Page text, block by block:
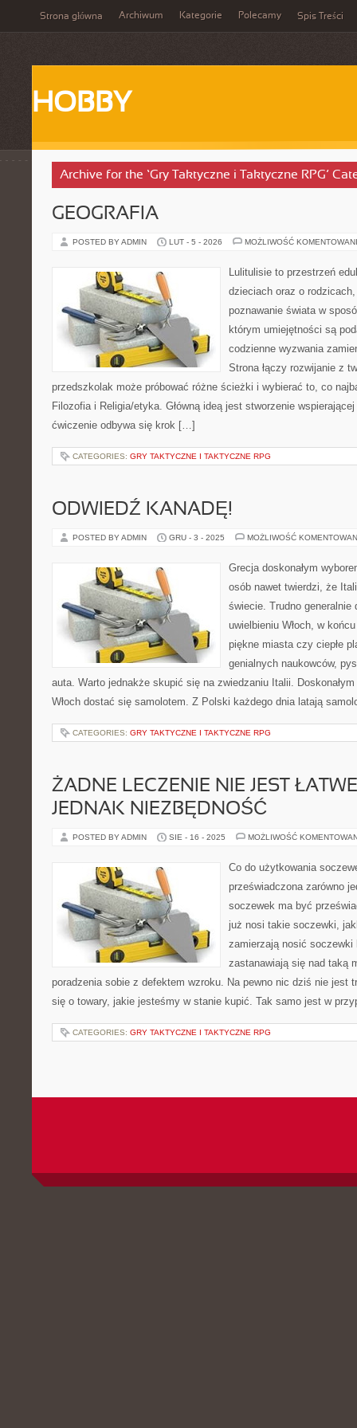
Strona główna Archiwum Kategorie Polecamy Spis Treści
HOBBY
Archive for the ‘Gry Taktyczne i Taktyczne RPG’
GEOGRAFIA
POSTED BY ADMIN LUT - 5 - 2026 MOŻLIWOŚĆ
Lulitulisie to przestrzeń
dzieciach oraz o
poznawanie świata w
którym umiejętności są
codzienne wyzwania
Strona łączy rozwijanie z
przedszkolak może próbować różne ścieżki i wybierać to, co
Filozofia i Religia/etyka. Główną ideą jest stworzenie
ćwiczenie odbywa się krok […]
CATEGORIES: GRY TAKTYCZNE I TAKTYCZNE RPG
ODWIEDŹ KANADĘ!
POSTED BY ADMIN GRU - 3 - 2025 MOŻLIWOŚĆ
Grecja doskonałym
osób nawet twierdzi, że
świecie. Trudno
uwielbieniu Włoch, w
piękne miasta czy ciepłe
genialnych naukowców,
auta. Warto jednakże skupić się na zwiedzaniu Italii.
Włoch dostać się samolotem. Z Polski każdego dnia latają
CATEGORIES: GRY TAKTYCZNE I TAKTYCZNE RPG
ŻADNE LECZENIE NIE JEST
JEDNAK NIEZBĘDNOŚĆ
POSTED BY ADMIN SIE - 16 - 2025 MOŻLIWOŚĆ
Co do użytkowania
przeświadczona zarówno
soczewek ma być
już nosi takie soczewki,
zamierzają nosić
zastanawiają się nad taką
poradzenia sobie z defektem wzroku. Na pewno nic dziś nie jest
się o towary, jakie jesteśmy w stanie kupić. Tak samo jest w
CATEGORIES: GRY TAKTYCZNE I TAKTYCZNE RPG